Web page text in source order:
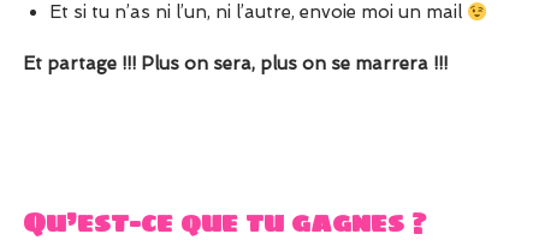
Et si tu n’as ni l’un, ni l’autre, envoie moi un mail
Et partage !!! Plus on sera, plus on se marrera !!!
Qu’est-ce que tu gagnes ?